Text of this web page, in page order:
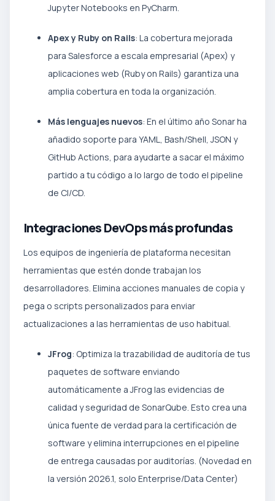
Jupyter Notebooks en PyCharm.
Apex y Ruby on Rails: La cobertura mejorada
para Salesforce a escala empresarial (Apex) y
aplicaciones web (Ruby on Rails) garantiza una
amplia cobertura en toda la organización.
Más lenguajes nuevos: En el último año Sonar ha
añadido soporte para YAML, Bash/Shell, JSON y
GitHub Actions, para ayudarte a sacar el máximo
partido a tu código a lo largo de todo el pipeline
de CI/CD.
Integraciones DevOps más profundas
Los equipos de ingeniería de plataforma necesitan
herramientas que estén donde trabajan los
desarrolladores. Elimina acciones manuales de copia y
pega o scripts personalizados para enviar
actualizaciones a las herramientas de uso habitual.
JFrog: Optimiza la trazabilidad de auditoría de tus
paquetes de software enviando
automáticamente a JFrog las evidencias de
calidad y seguridad de SonarQube. Esto crea una
única fuente de verdad para la certificación de
software y elimina interrupciones en el pipeline
de entrega causadas por auditorías. (Novedad en
la versión 2026.1, solo Enterprise/Data Center)